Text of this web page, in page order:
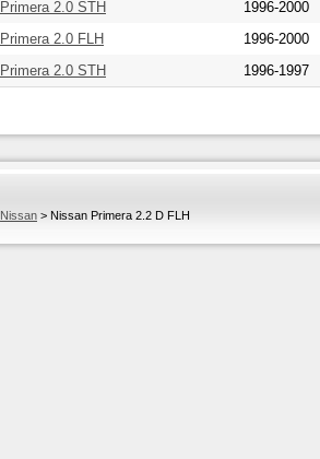
Primera 2.0 STH
1996-2000
Primera 2.0 FLH
1996-2000
Primera 2.0 STH 1996-1997
Nissan > Nissan Primera 2.2 D FLH